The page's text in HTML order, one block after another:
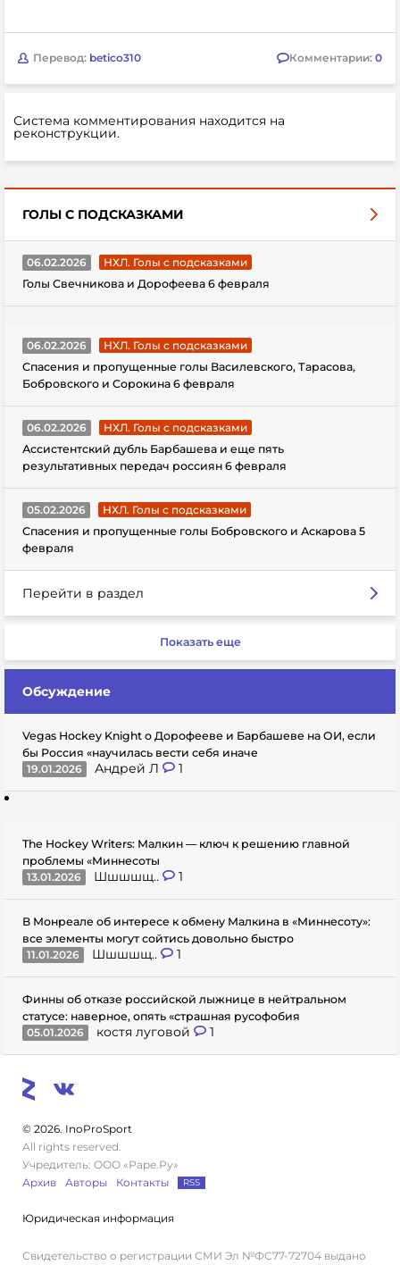
Перевод: betico310 Комментарии: 0
Система комментирования находится на
реконструкции.
ГОЛЫ С ПОДСКАЗКАМИ
06.02.2026
НХЛ. Голы с подсказками
Голы Свечникова и Дорофеева 6 февраля
06.02.2026
НХЛ. Голы с подсказками
Спасения и пропущенные голы Василевского, Тарасова,
Бобровского и Сорокина 6 февраля
06.02.2026
НХЛ. Голы с подсказками
Ассистентский дубль Барбашева и еще пять
результативных передач россиян 6 февраля
05.02.2026
НХЛ. Голы с подсказками
Спасения и пропущенные голы Бобровского и Аскарова 5
февраля
Перейти в раздел
Показать еще
Обсуждение
Vegas Hockey Knight о Дорофееве и Барбашеве на ОИ, если
бы Россия «научилась вести себя иначе
19.01.2026
Андрей Л 1
The Hockey Writers: Малкин — ключ к решению главной
проблемы «Миннесоты
13.01.2026
Шшшшщ.. 1
В Монреале об интересе к обмену Малкина в «Миннесоту»:
все элементы могут сойтись довольно быстро
11.01.2026
Шшшшщ.. 1
Финны об отказе российской лыжнице в нейтральном
статусе: наверное, опять «страшная русофобия
05.01.2026
костя луговой 1
© 2026. InoProSport
All rights reserved.
Учредитель: ООО «Раре.Ру»
Архив
Авторы Контакты RSS
Юридическая информация
Свидетельство о регистрации СМИ Эл №ФС77-72704 выдано